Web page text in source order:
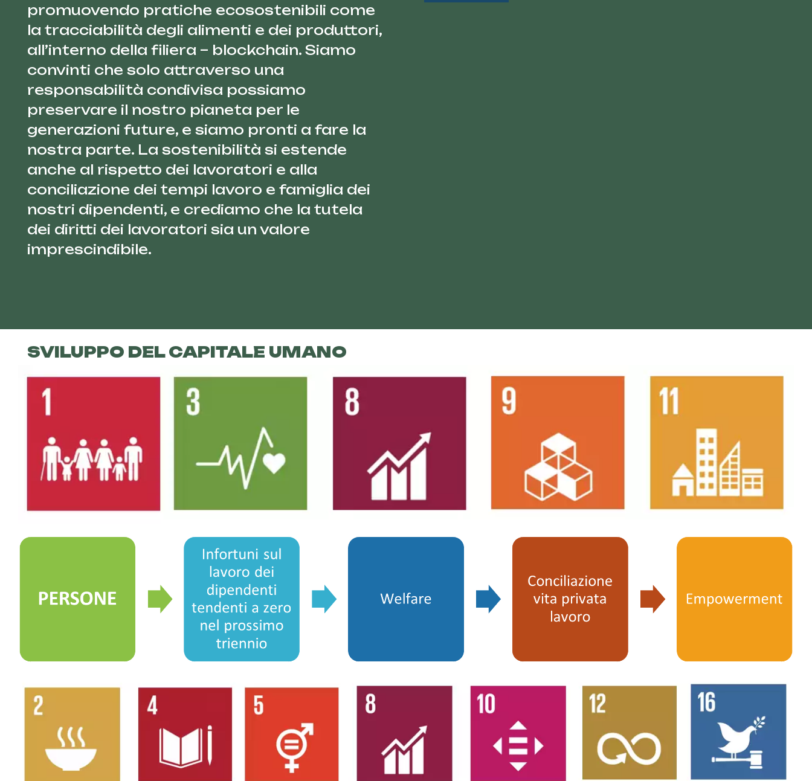
promuovendo pratiche ecosostenibili come
la tracciabilità degli alimenti e dei produttori,
all’interno della filiera – blockchain. Siamo
convinti che solo attraverso una
responsabilità condivisa possiamo
preservare il nostro pianeta per le
generazioni future, e siamo pronti a fare la
nostra parte. La sostenibilità si estende
anche al rispetto dei lavoratori e alla
conciliazione dei tempi lavoro e famiglia dei
nostri dipendenti, e crediamo che la tutela
dei diritti dei lavoratori sia un valore
imprescindibile.
SVILUPPO DEL CAPITALE UMANO